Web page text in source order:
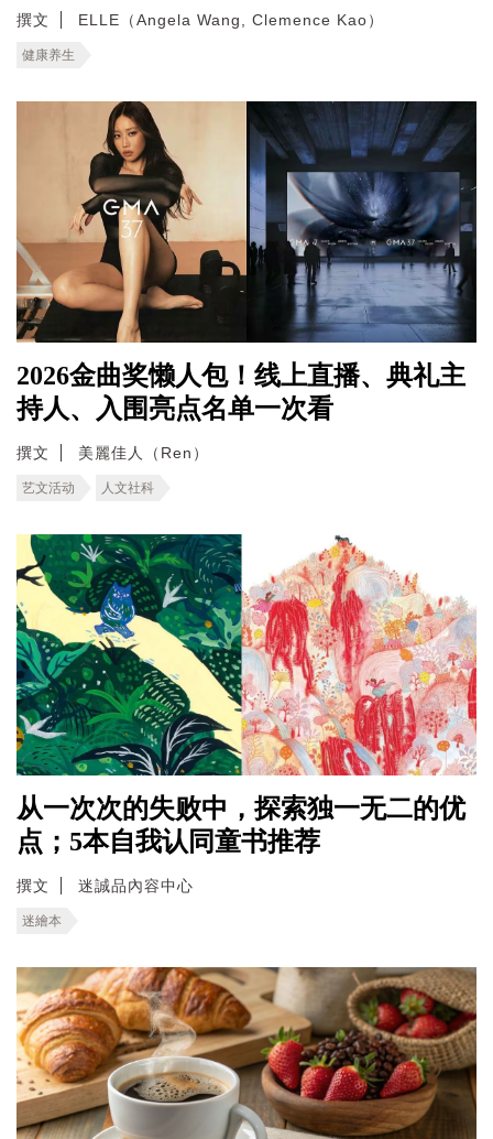
撰文 ELLE（Angela Wang, Clemence Kao）
健康养生
2026金曲奖懒人包！线上直播、典礼主
持人、入围亮点名单一次看
撰文 美麗佳人（Ren）
艺文活动 人文社科
从一次次的失败中，探索独一无二的优
点；5本自我认同童书推荐
撰文 迷誠品內容中心
迷繪本